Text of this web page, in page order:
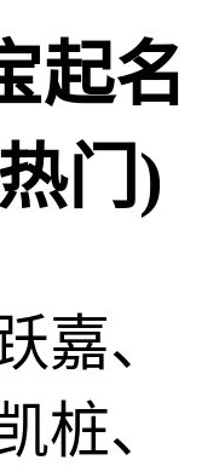
起名
门)
嘉、
桩、